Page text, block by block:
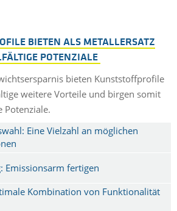
BIETEN ALS METALLERSATZ
POTENZIALE
bieten Kunststoffprofile
weitere Vorteile und birgen somit
Potenziale.
Eine Vielzahl an möglichen
Emissionsarm fertigen
Kombination von Funktionalität